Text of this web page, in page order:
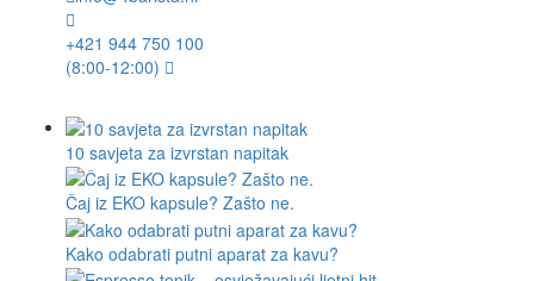
+421 944 750 100
(8:00-12:00)
10 savjeta za izvrstan napitak
Čaj iz EKO kapsule? Zašto ne.
Kako odabrati putni aparat za kavu?